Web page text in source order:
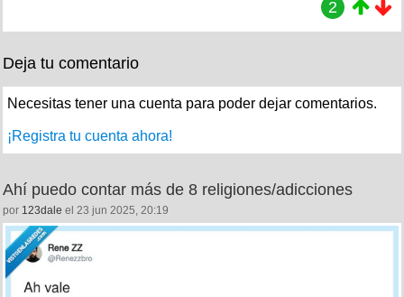
2
Deja tu comentario
Necesitas tener una cuenta para poder dejar comentarios.
¡Registra tu cuenta ahora!
Ahí puedo contar más de 8 religiones/adicciones
por 123dale el 23 jun 2025, 20:19